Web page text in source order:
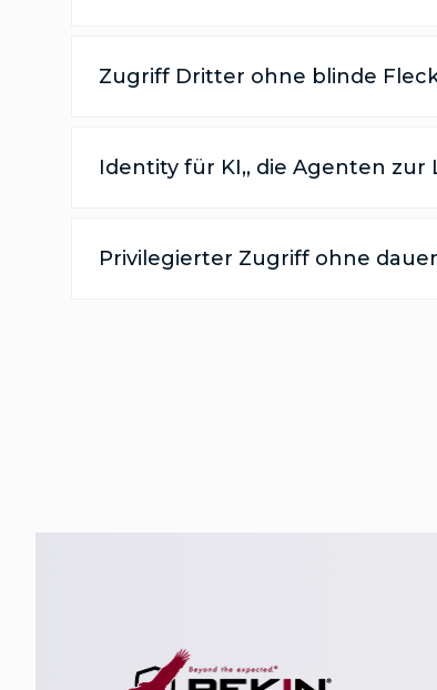
Zugriff Dritter ohne blinde
Identity für KI,, die Agenten zur
Privilegierter Zugriff ohne